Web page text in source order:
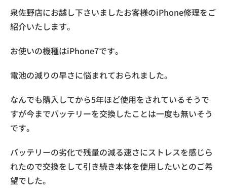
泉佐野店にお越し下さいましたお客様のiPhone修理をご
紹介いたします。
お使いの機種はiPhone7です。
電池の減りの早さに悩まれておられました。
なんでも購入してから5年ほど使用をされているそうで
すが今までバッテリーを交換したことは一度も無いそう
です。
バッテリーの劣化で残量の減る速さにストレスを感じら
れたので交換をして引き続き本体を使用したいとのご希
望でした。